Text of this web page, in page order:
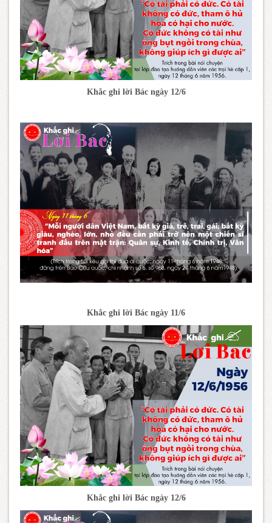
Khắc ghi lời Bác ngày 12/6
Khắc ghi lời Bác ngày 11/6
Khắc ghi lời Bác ngày 12/6